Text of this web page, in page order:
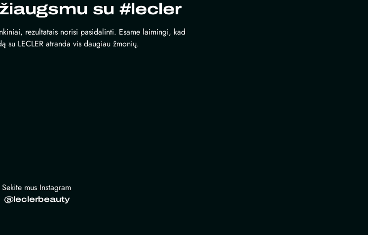
su #lecler
rezultatais norisi pasidalinti. Esame laimingi, kad
su LECLER atranda vis daugiau žmonių.
Sekite mus Instagram
@leclerbeauty